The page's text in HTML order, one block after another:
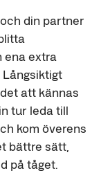
din partner
ena extra
Långsiktigt
att kännas
tur leda till
kom överens
bättre sätt,
på tåget.